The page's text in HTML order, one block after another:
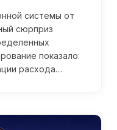
системы от
сюрприз
показало:
расхода…